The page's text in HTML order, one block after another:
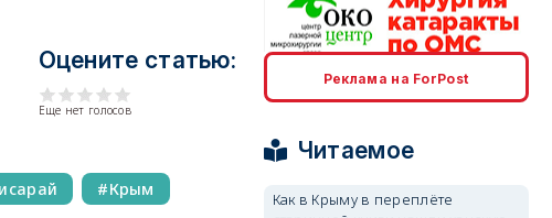
Оцените статью:
Еще нет голосов
Крым
erid: 2SDnjcrDNw6
Реклама на ForPost
Читаемое
Как в Крыму в переплёте